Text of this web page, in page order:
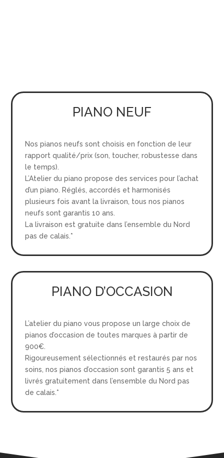
PIANO NEUF
Nos pianos neufs sont choisis en fonction de leur
rapport qualité/prix (son, toucher, robustesse dans
le temps).
L’Atelier du piano propose des services pour l’achat
d’un piano. Réglés, accordés et harmonisés
plusieurs fois avant la livraison, tous nos pianos
neufs sont garantis 10 ans.
La livraison est gratuite dans l’ensemble du Nord
pas de calais.*
PIANO D’OCCASION
L’atelier du piano vous propose un large choix de
pianos d’occasion de toutes marques à partir de
900€.
Rigoureusement sélectionnés et restaurés par nos
soins, nos pianos d’occasion sont garantis 5 ans et
livrés gratuitement dans l’ensemble du Nord pas
de calais.*